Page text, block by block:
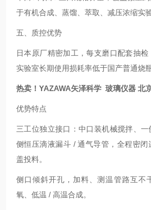
于有机合成、蒸馏、萃取、减压浓缩实验
五、质控优势
日本原厂精密加工，每支磨口配套抽检
实验室长期使用损耗率低于国产普通烧瓶
热卖！YAZAWA矢泽科学 玻璃仪器 北
优势特点
三工位独立接口：中口装机械搅拌、
侧恒压滴液漏斗 / 通气导管，全程密闭
盖投料。
侧口倾斜开孔，加料、测温管路互不
氧、低温 / 高温合成。